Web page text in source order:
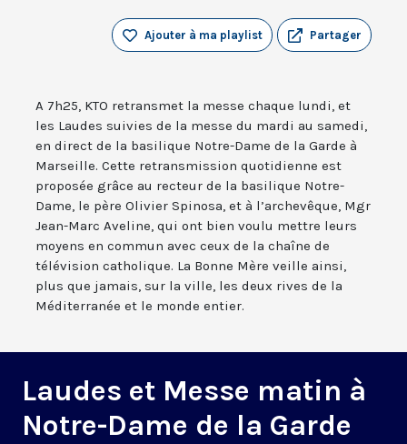
Partager
Ajouter à ma playlist
A 7h25, KTO retransmet la messe chaque lundi, et
les Laudes suivies de la messe du mardi au samedi,
en direct de la basilique Notre-Dame de la Garde à
Marseille. Cette retransmission quotidienne est
proposée grâce au recteur de la basilique Notre-
Dame, le père Olivier Spinosa, et à l’archevêque, Mgr
Jean-Marc Aveline, qui ont bien voulu mettre leurs
moyens en commun avec ceux de la chaîne de
télévision catholique. La Bonne Mère veille ainsi,
plus que jamais, sur la ville, les deux rives de la
Méditerranée et le monde entier.
Laudes et Messe matin à
Notre-Dame de la Garde